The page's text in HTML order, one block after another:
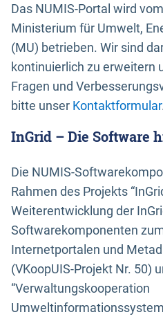
Das NUMIS-Portal wird
Ministerium für Umwelt,
(MU) betrieben. Wir sind
kontinuierlich zu erweitern
Fragen und
bitte unser Kontaktformular.
InGrid – Die Software
Die NUMIS-
Rahmen des Projekts
Weiterentwicklung der
Softwarekomponenten
Internetportalen und
(VKoopUIS-Projekt Nr. 50)
“Verwaltungskooperation